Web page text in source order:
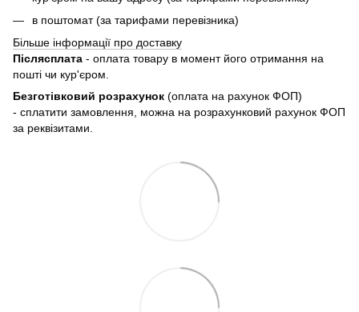
в поштомат (за тарифами перевізника)
Більше інформації про доставку
Післясплата - оплата товару в момент його отримання на
пошті чи кур'єром.
Безготівковий розрахунок (оплата на рахунок ФОП)
- сплатити замовлення, можна на розрахунковий рахунок ФОП
за реквізитами.